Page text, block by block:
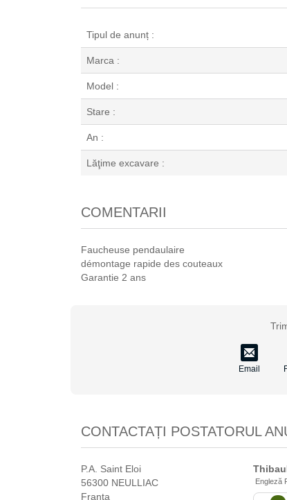
Tipul de anunț :
Marca :
Model :
Stare :
An :
Lăţime excavare :
COMENTARII
Faucheuse pendaulaire
démontage rapide des couteaux
Garantie 2 ans
Email
CONTACTAȚI POSTATORUL
P.A. Saint Eloi
56300 NEULLIAC
Franţa
Engleză